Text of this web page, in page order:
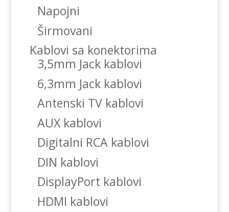
Napojni
Širmovani
Kablovi sa konektorima
3,5mm Jack kablovi
6,3mm Jack kablovi
Antenski TV kablovi
AUX kablovi
Digitalni RCA kablovi
DIN kablovi
DisplayPort kablovi
HDMI kablovi